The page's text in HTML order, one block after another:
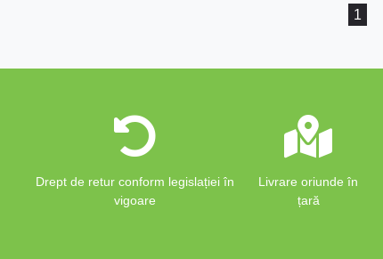
1
Drept de retur conform legislației în
vigoare
Livrare oriunde în
țară